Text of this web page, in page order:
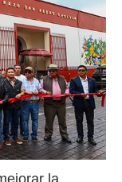
la